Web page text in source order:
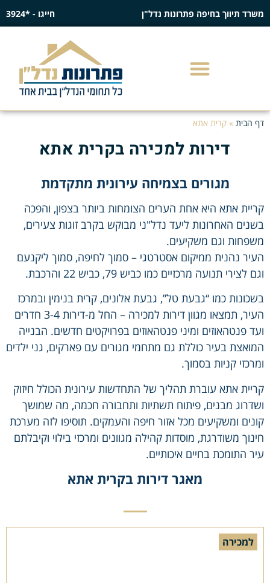
משרד תיווך בחיפה פתרונות נדל"ן חייגו - *3924
דף הבית » קרית אתא
דירות למכירה בקרית אתא
מגורים בצמיחה עירונית מתקדמת
קריית אתא היא אחת הערים הצומחות ביותר בצפון, והפכה
בשנים האחרונות ליעד נדל"ני מבוקש בקרב זוגות צעירים,
משפחות וגם משקיעים.
העיר נהנית ממיקום אסטרטגי – סמוך לחיפה, סמוך ליקנעם
וגם לצירי תנועה מרכזיים כמו כביש 79, כביש 22 והרכבת.
בשכונות כמו “גבעת טל”, גבעת אלונים, קרית בנימין ובמרכז
העיר, תמצאו מגוון דירות למכירה – החל מ-דירות 3-4 חדרים
ועד פנטהאוזים ומיני פנטהאוזים בפרויקטים חדשים. הבנייה
המואצת בעיר כוללת גם מתחמי מגורים עם פארקים, גני ילדים
ומרכזי קניות בסמוך.
קריית אתא עוברת תהליך של התחדשות עירונית הכולל חיזוק
ושדרוג מבנים, פיתוח תשתיות ותחבורה חכמה, מה שמושך
קונים ומשקיעים מכל אזור חיפה והעמקים. תוסיפו לזה מערכת
חינוך משודרגת, מוסדות קהילה מגוונים ומרכזי בילוי וקיבלתם
עיר התומכת בחיים איכותיים.
מאגר דירות בקרית אתא
למכירה